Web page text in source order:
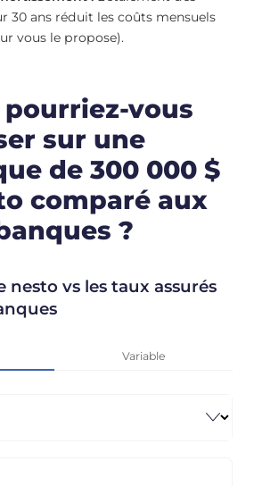
30 ans réduit les coûts mensuels
vous le propose).
vous
sur une
de 300 000 $
comparé aux
?
nesto vs les taux assurés
Variable